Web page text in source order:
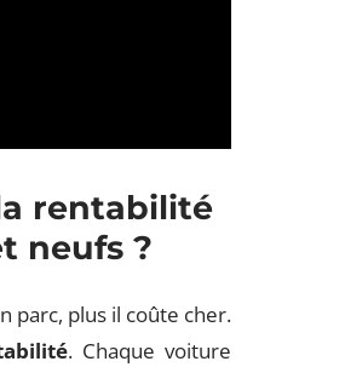
rentabilité
neufs ?
parc, plus il coûte cher.
. Chaque voiture